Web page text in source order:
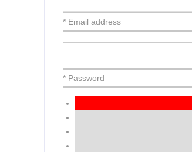
* Email address
* Password